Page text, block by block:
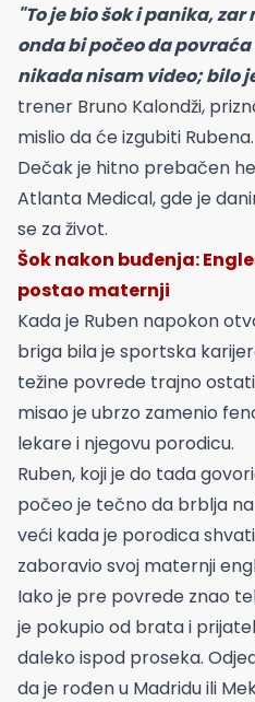
"To je bio šok i panika,
onda bi počeo da
nikada nisam video; bilo
trener Bruno Kalondži,
mislio da će izgubiti Rubena.
Dečak je hitno prebačen
Atlanta Medical, gde je
se za život.
Šok nakon buđenja:
postao maternji
Kada je Ruben napokon
briga bila je sportska
težine povrede trajno
misao je ubrzo zamenio
lekare i njegovu porodicu.
Ruben, koji je do tada
počeo je tečno da brblja
veći kada je porodica
zaboravio svoj maternji
Iako je pre povrede znao
je pokupio od brata i
daleko ispod proseka.
da je rođen u Madridu ili